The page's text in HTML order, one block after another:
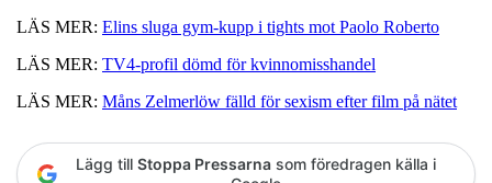
LÄS MER: Elins sluga gym-kupp i tights mot Paolo Roberto
LÄS MER: TV4-profil dömd för kvinnomisshandel
LÄS MER: Måns Zelmerlöw fälld för sexism efter film på nätet
Lägg till Stoppa Pressarna som föredragen källa i